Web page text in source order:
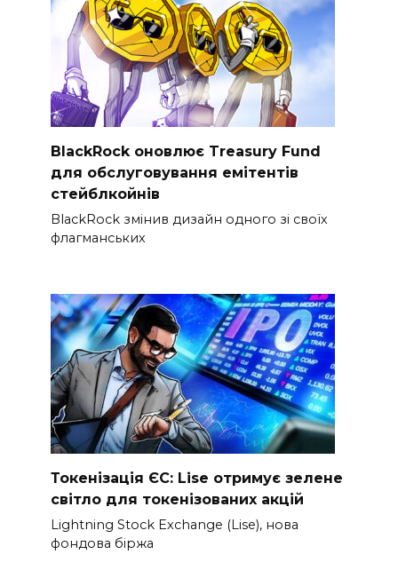
BlackRock оновлює Treasury Fund
для обслуговування емітентів
стейблкойнів
BlackRock змінив дизайн одного зі своїх
флагманських
Токенізація ЄС: Lise отримує зелене
світло для токенізованих акцій
Lightning Stock Exchange (Lise), нова
фондова біржа